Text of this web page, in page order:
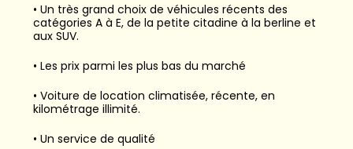
• Un très grand choix de véhicules récents des
catégories A à E, de la petite citadine à la berline et
aux SUV.
• Les prix parmi les plus bas du marché
• Voiture de location climatisée, récente, en
kilométrage illimité.
• Un service de qualité